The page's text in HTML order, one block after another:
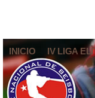
INICIO IV LIGA